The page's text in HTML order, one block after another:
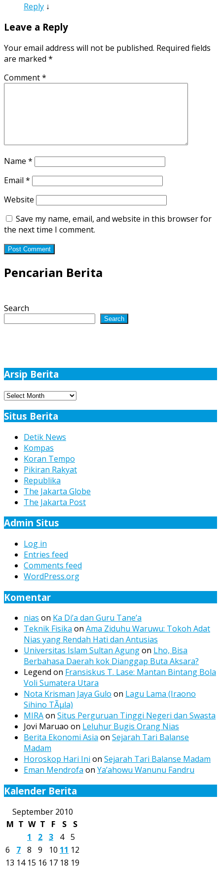
Reply ↓
Leave a Reply
Your email address will not be published. Required fields
are marked *
Comment*
Name *
Email *
Website
Save my name, email, and website in this browser for
the next time I comment.
Pencarian Berita
Search
Search
Arsip Berita
Arsip
Situs Berita
Detik News
Kompas
Koran Tempo
Pikiran Rakyat
Republika
The Jakarta Globe
The Jakarta Post
Admin Situs
Log in
Entries feed
Comments feed
WordPress.org
Komentar
nias on Ka Di’a dan Guru Tane’a
Teknik Fisika on Ama Ziduhu Waruwu: Tokoh Adat
Nias yang Rendah Hati dan Antusias
Universitas Islam Sultan Agungon Lho, Bisa
Berbahasa Daerah kok Dianggap Buta Aksara?
Legend on Fransiskus T. Lase: Mantan Bintang Bola
Voli Sumatera Utara
Nota Krisman Jaya Gulo on Lagu Lama (Iraono
Sihino TÃµla)
MIRAon Situs Perguruan Tinggi Negeri dan Swasta
Jovi Maruao on Leluhur Bugis Orang Nias
Berita Ekonomi Asia on Sejarah Tari Balanse
Madam
Horoskop Hari Ini on Sejarah Tari Balanse Madam
Eman Mendrofa on Ya’ahowu Wanunu Fandru
Kalender Berita
September 2010
M T W T F S
S
1
2 3 4 5
6
7 8 9 10 11 12
13 14 15 16 17 18 19